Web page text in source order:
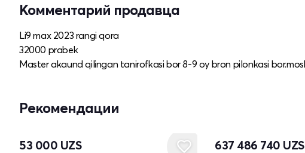
Комментарий продавца
Li9 max 2023 rangi qora
32000 prabek
Master akaund qilingan tanirofkasi bor 8-9 oy bron pilonkasi
Рекомендации
53 000 UZS 637 486 740 UZS